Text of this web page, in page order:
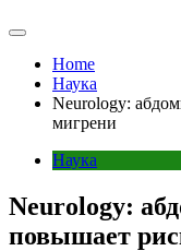
Home
Наука
Neurology:
мигрени
Наука
Neurology:
повышает